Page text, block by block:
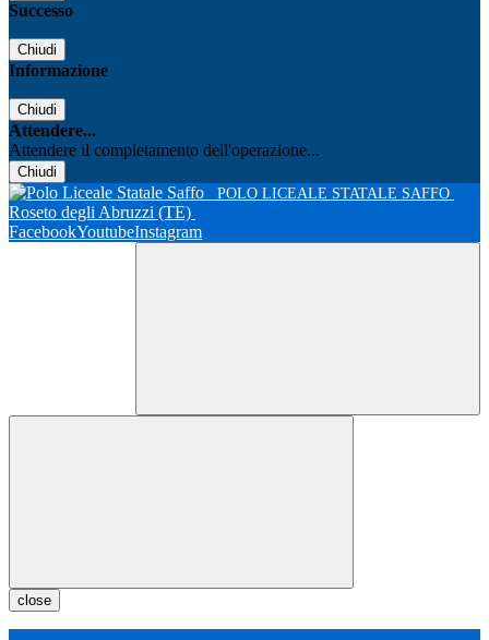
Successo
Chiudi
Informazione
Chiudi
Attendere...
Attendere il completamento dell'operazione...
Chiudi
POLO LICEALE STATALE SAFFO
Roseto degli Abruzzi (TE)
FacebookYoutubeInstagram
close